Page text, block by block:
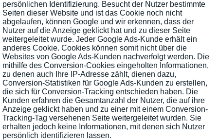
persönlichen Identifizierung. Besucht der Nutzer bestimmte
Seiten dieser Website und ist das Cookie noch nicht
abgelaufen, können Google und wir erkennen, dass der
Nutzer auf die Anzeige geklickt hat und zu dieser Seite
weitergeleitet wurde. Jeder Google Ads-Kunde erhält ein
anderes Cookie. Cookies können somit nicht über die
Websites von Google Ads-Kunden nachverfolgt werden. Die
mithilfe des Conversion-Cookies eingeholten Informationen,
zu denen auch Ihre IP-Adresse zählt, dienen dazu,
Conversion-Statistiken für Google Ads-Kunden zu erstellen,
die sich für Conversion-Tracking entschieden haben. Die
Kunden erfahren die Gesamtanzahl der Nutzer, die auf ihre
Anzeige geklickt haben und zu einer mit einem Conversion-
Tracking-Tag versehenen Seite weitergeleitet wurden. Sie
erhalten jedoch keine Informationen, mit denen sich Nutzer
persönlich identifizieren lassen.